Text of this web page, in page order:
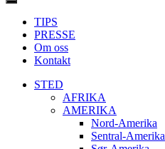
Close
TIPS
PRESSE
Om oss
Kontakt
STED
AFRIKA
AMERIKA
Nord-Amerika
Sentral-Amerika